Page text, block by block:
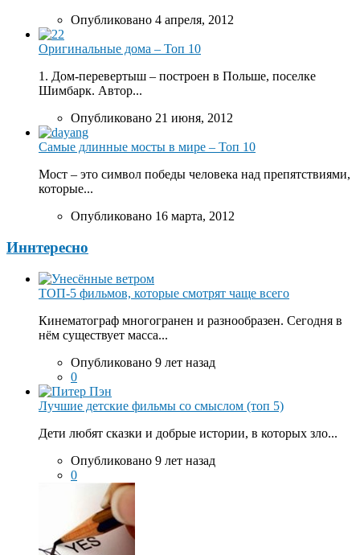
Опубликовано 4 апреля, 2012
Оригинальные дома – Топ 10
1. Дом-перевертыш – построен в Польше, поселке
Шимбарк. Автор...
Опубликовано 21 июня, 2012
Самые длинные мосты в мире – Топ 10
Мост – это символ победы человека над препятствиями,
которые...
Опубликовано 16 марта, 2012
Иннтересно
ТОП-5 фильмов, которые смотрят чаще всего
Кинематограф многогранен и разнообразен. Сегодня в
нём существует масса...
Опубликовано 9 лет назад
0
Лучшие детские фильмы со смыслом (топ 5)
Дети любят сказки и добрые истории, в которых зло...
Опубликовано 9 лет назад
0